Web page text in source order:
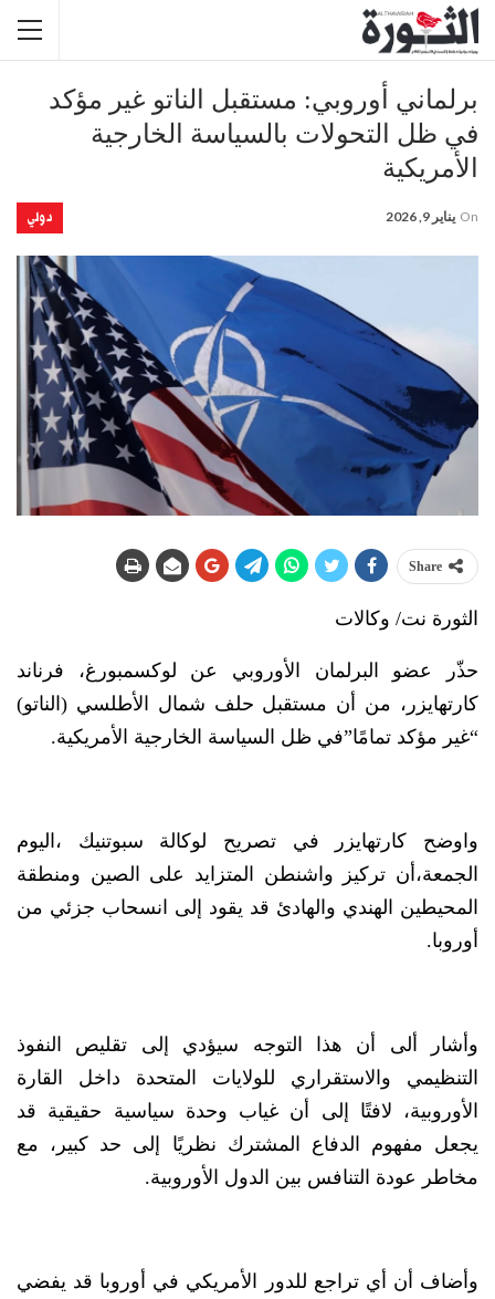
برلماني أوروبي: مستقبل الناتو غير مؤكد
في ظل التحولات بالسياسة الخارجية
الأمريكية
دولي On يناير 9, 2026
Share
الثورة نت/ وكالات
حذّر عضو البرلمان الأوروبي عن لوكسمبورغ، فرناند
كارتهايزر، من أن مستقبل حلف شمال الأطلسي (الناتو)
“غير مؤكد تمامًا”في ظل السياسة الخارجية الأمريكية.
واوضح كارتهايزر في تصريح لوكالة سبوتنيك ،اليوم
الجمعة،أن تركيز واشنطن المتزايد على الصين ومنطقة
المحيطين الهندي والهادئ قد يقود إلى انسحاب جزئي من
أوروبا.
وأشار ألى أن هذا التوجه سيؤدي إلى تقليص النفوذ
التنظيمي والاستقراري للولايات المتحدة داخل القارة
الأوروبية، لافتًا إلى أن غياب وحدة سياسية حقيقية قد
يجعل مفهوم الدفاع المشترك نظريًا إلى حد كبير، مع
مخاطر عودة التنافس بين الدول الأوروبية.
وأضاف أن أي تراجع للدور الأمريكي في أوروبا قد يفضي